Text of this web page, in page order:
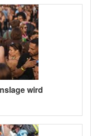
wird